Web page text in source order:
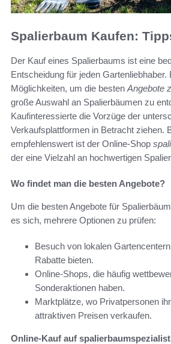
Spalierbaum Kaufen:
Der Kauf eines Spalierbaums ist eine
Entscheidung für jeden
Möglichkeiten, um die besten Angebote
große Auswahl an Spalierbäumen zu
Kaufinteressierte die Vorzüge der
Verkaufsplattformen in Betracht ziehen.
empfehlenswert ist der Online-Shop
der eine Vielzahl an hochwertigen
Wo findet man die besten Angebote?
Um die besten Angebote für
es sich, mehrere Optionen zu prüfen:
Besuch von lokalen
Rabatte bieten.
Online-Shops, die häufig
Sonderaktionen haben.
Marktplätze, wo Privatpersonen
attraktiven Preisen verkaufen.
Online-Kauf auf